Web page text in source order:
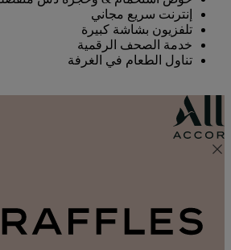
إنترنت سريع مجاني
تلفزيون بشاشة كبيرة
خدمة الصحف الرقمية
تناول الطعام في الغرفة